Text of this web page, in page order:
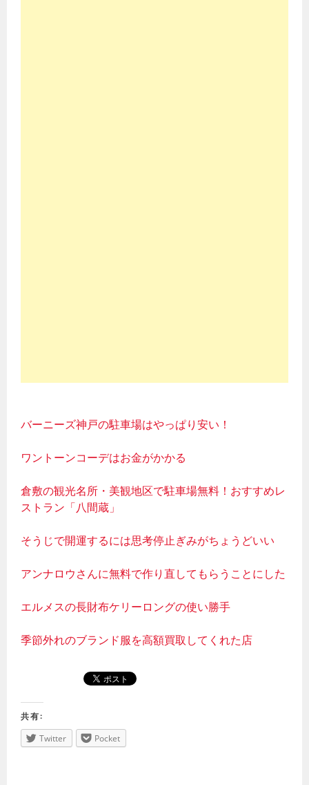
バーニーズ神戸の駐車場はやっぱり安い！
ワントーンコーデはお金がかかる
倉敷の観光名所・美観地区で駐車場無料！おすすめレ
ストラン「八間蔵」
そうじで開運するには思考停止ぎみがちょうどいい
アンナロウさんに無料で作り直してもらうことにした
エルメスの長財布ケリーロングの使い勝手
季節外れのブランド服を高額買取してくれた店
共有:
Twitter
Pocket